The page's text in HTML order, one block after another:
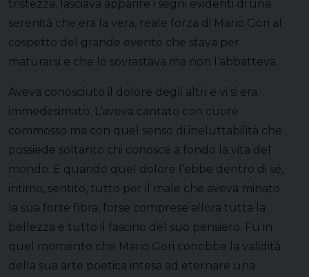
tristezza, lasciava apparire i segni evidenti di una
serenità che era la vera, reale forza di Mario Gori al
cospetto del grande evento che stava per
maturarsi e che lo sovrastava ma non l’abbatteva.
Aveva conosciuto il dolore degli altri e vi si era
immedesimato. L’aveva cantato con cuore
commosso ma con quel senso di ineluttabilità che
possiede soltanto chi conosce a fondo la vita del
mondo. E quando quel dolore l’ebbe dentro di sé,
intimo, sentito, tutto per il male che aveva minato
la sua forte fibra, forse comprese allora tutta la
bellezza e tutto il fascino del suo pensiero. Fu in
quel momento che Mario Gori conobbe la validità
della sua arte poetica intesa ad eternare una